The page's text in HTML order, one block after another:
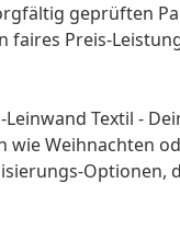
geprüften
faires Preis-
Textil -
wie Weihnachten